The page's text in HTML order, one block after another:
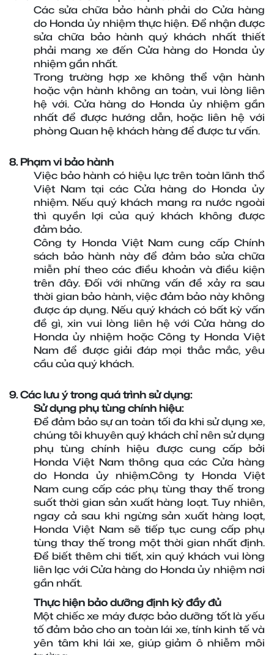
Các sửa chữa bảo hành phải do Cửa hàng
do Honda ủy nhiệm thực hiện. Để nhận được
sửa chữa bảo hành quý khách nhất thiết
phải mang xe đến Cửa hàng do Honda ủy
nhiệm gần nhất.
Trong trường hợp xe không thể vận hành
hoặc vận hành không an toàn, vui lòng liên
hệ với. Cửa hàng do Honda ủy nhiệm gần
nhất để được hướng dẫn, hoặc liên hệ với
phòng Quan hệ khách hàng để được tư vấn.
8. Phạm vi bảo hành
Việc bảo hành có hiệu lực trên toàn lãnh thổ
Việt Nam tại các Cửa hàng do Honda ủy
nhiệm. Nếu quý khách mang ra nước ngoài
thì quyền lợi của quý khách không được
đảm bảo.
Công ty Honda Việt Nam cung cấp Chính
sách bảo hành này để đảm bảo sửa chữa
miễn phí theo các điều khoản và điều kiện
trên đây. Đối với những vấn đề xảy ra sau
thời gian bảo hành, việc đảm bảo này không
được áp dụng. Nếu quý khách có bất kỳ vấn
đề gì, xin vui lòng liên hệ với Cửa hàng do
Honda ủy nhiệm hoặc Công ty Honda Việt
Nam để được giải đáp mọi thắc mắc, yêu
cầu của quý khách.
9. Các lưu ý trong quá trình sử dụng:
Sử dụng phụ tùng chính hiệu:
Để đảm bảo sự an toàn tối đa khi sử dụng xe,
chúng tôi khuyên quý khách chỉ nên sử dụng
phụ tùng chính hiệu được cung cấp bởi
Honda Việt Nam thông qua các Cửa hàng
do Honda ủy nhiệm.Công ty Honda Việt
Nam cung cấp các phụ tùng thay thế trong
suốt thời gian sản xuất hàng loạt. Tuy nhiên,
ngay cả sau khi ngừng sản xuất hàng loạt,
Honda Việt Nam sẽ tiếp tục cung cấp phụ
tùng thay thế trong một thời gian nhất định.
Để biết thêm chi tiết, xin quý khách vui lòng
liên lạc với Cửa hàng do Honda ủy nhiệm nơi
gần nhất.
Thực hiện bảo dưỡng định kỳ đầy đủ
Một chiếc xe máy được bảo dưỡng tốt là yếu
tố đảm bảo cho an toàn lái xe, tính kinh tế và
yên tâm khi lái xe, giúp giảm ô nhiễm môi